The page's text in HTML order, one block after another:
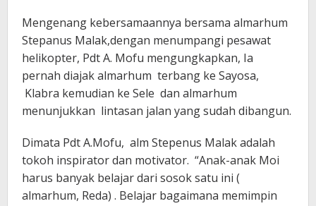
Mengenang kebersamaannya bersama almarhum
Stepanus Malak,dengan menumpangi pesawat
helikopter, Pdt A. Mofu mengungkapkan, Ia
pernah diajak almarhum terbang ke Sayosa,
Klabra kemudian ke Sele dan almarhum
menunjukkan lintasan jalan yang sudah dibangun.
Dimata Pdt A.Mofu, alm Stepenus Malak adalah
tokoh inspirator dan motivator. “Anak-anak Moi
harus banyak belajar dari sosok satu ini (
almarhum, Reda) . Belajar bagaimana memimpin